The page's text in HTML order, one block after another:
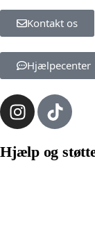
Kontakt os
Hjælpecenter
Hjælp og